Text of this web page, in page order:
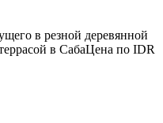
в резной деревянной
в СабаЦена по IDR